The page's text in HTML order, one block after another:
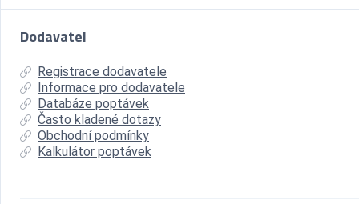
Dodavatel
Registrace dodavatele
Informace pro dodavatele
Databáze poptávek
Často kladené dotazy
Obchodní podmínky
Kalkulátor poptávek